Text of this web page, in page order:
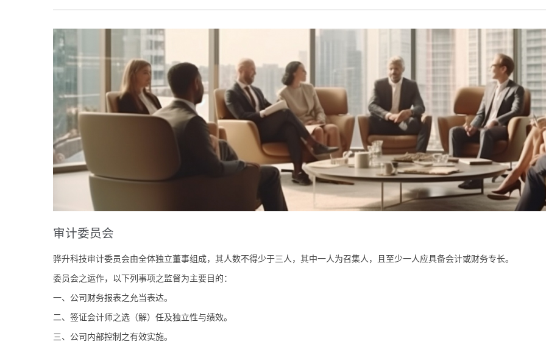
审计委员会
骅升科技审计委员会由全体独立董事组成，其人数不得少于三人，其中一人为召集人，且至少一人应具备会计或财务专长。
委员会之运作，以下列事项之监督为主要目的：
一、公司财务报表之允当表达。
二、签证会计师之选（解）任及独立性与绩效。
三、公司内部控制之有效实施。